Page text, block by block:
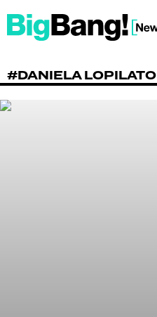
#DANIELA LOPILATO
SHOW
POLÍTICA